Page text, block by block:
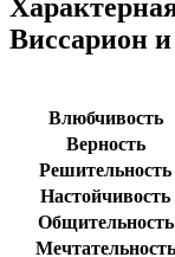
Виссарион
Влюбчивость
Верность
Решительность
Настойчивость
Общительность
Мечтательность